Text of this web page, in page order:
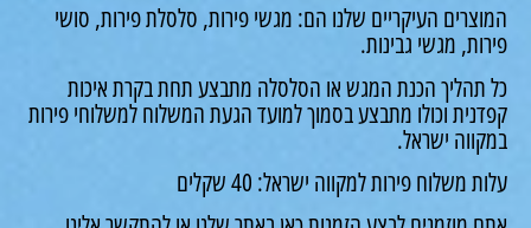
העיקריים שלנו הם: מגשי פירות, סלסלת פירות, סושי
מגשי גבינות.
תהליך הכנת המגש או הסלסלה מתבצע תחת בקרת איכות
וכולו מתבצע בסמוך למועד הגעת המשלוח למשלוחי פירות
ישראל.
משלוח פירות למקווה ישראל: 40 שקלים